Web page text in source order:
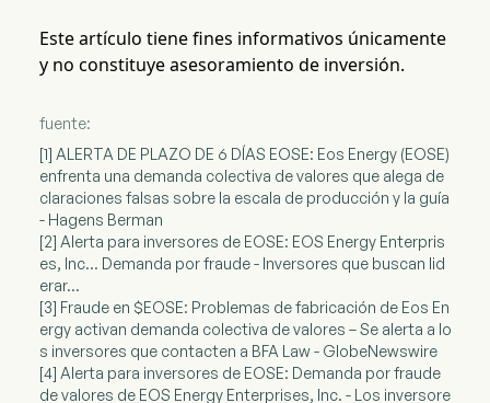
Este artículo tiene fines informativos únicamente
y no constituye asesoramiento de inversión.
fuente:
[1] ALERTA DE PLAZO DE 6 DÍAS EOSE: Eos Energy (EOSE)
enfrenta una demanda colectiva de valores que alega de
claraciones falsas sobre la escala de producción y la guía
- Hagens Berman
[2] Alerta para inversores de EOSE: EOS Energy Enterpris
es, Inc... Demanda por fraude - Inversores que buscan lid
erar...
[3] Fraude en $EOSE: Problemas de fabricación de Eos En
ergy activan demanda colectiva de valores – Se alerta a lo
s inversores que contacten a BFA Law - GlobeNewswire
[4] Alerta para inversores de EOSE: Demanda por fraude
de valores de EOS Energy Enterprises, Inc. - Los inversore